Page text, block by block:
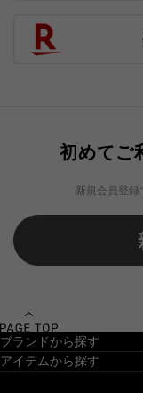
初めてご
新規会員登録
ブランドから探す
アイテムから探す